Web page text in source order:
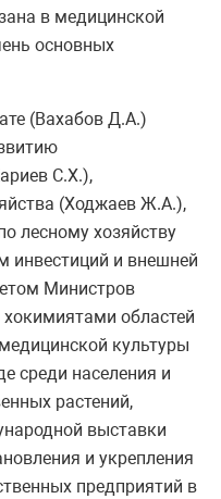
в медицинской
основных
(Вахабов Д.А.)
С.Х.),
(Ходжаев Ж.А.),
лесному хозяйству
инвестиций и внешней
Министров
областей
культуры
среди населения и
растений,
выставки
и укрепления
предприятий в